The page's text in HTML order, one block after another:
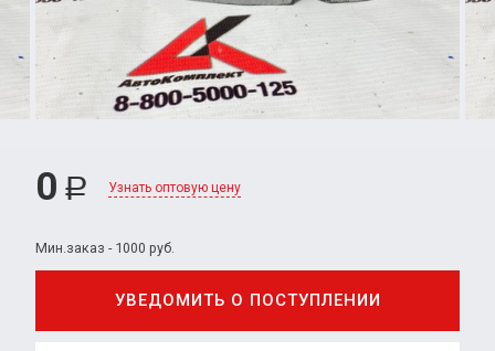
0 Р Узнать оптовую цену
Мин.заказ - 1000 руб.
УВЕДОМИТЬ О ПОСТУПЛЕНИИ